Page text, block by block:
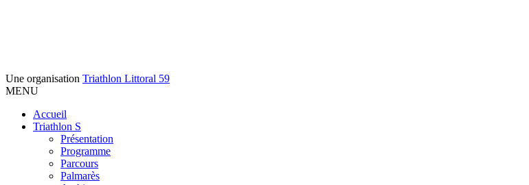
Une organisation Triathlon Littoral 59
MENU
Accueil
Triathlon S
Présentation
Programme
Parcours
Palmarès